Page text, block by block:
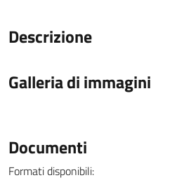
Descrizione
Galleria di immagini
Documenti
Formati disponibili: